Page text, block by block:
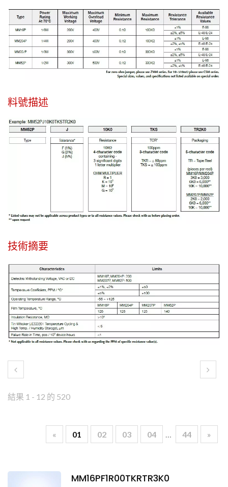
料號描述
技術摘要
結果 1 - 12 的 520
« 01 02 03 04 … 44 »
MM16PF1R00TKRTR3K0